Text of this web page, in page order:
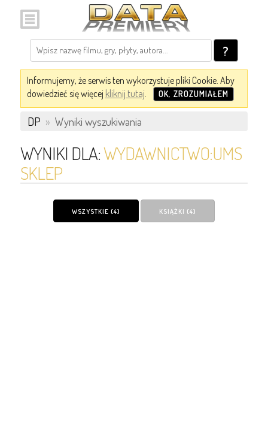
?
Informujemy, że serwis ten wykorzystuje pliki Cookie. Aby
dowiedzieć się więcej kliknij tutaj. OK, ZROZUMIAŁEM
DP » Wyniki wyszukiwania
WYNIKI DLA:WYDAWNICTWO:UMS
SKLEP
WSZYSTKIE (4) KSIĄŻKI (4)